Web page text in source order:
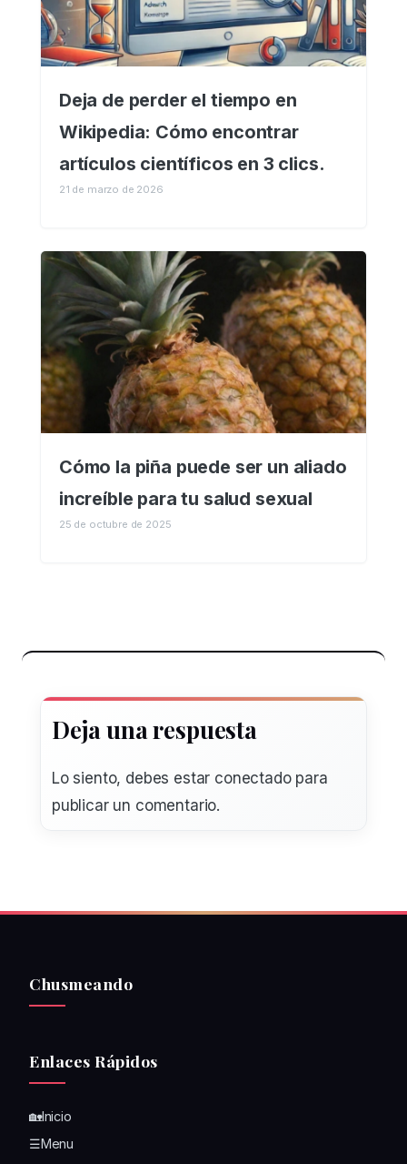
Deja de perder el tiempo en
Wikipedia: Cómo encontrar
artículos científicos en 3 clics.
21 de marzo de 2026
Cómo la piña puede ser un aliado
increíble para tu salud sexual
25 de octubre de 2025
Deja una respuesta
Lo siento, debes estar conectadopara
publicar un comentario.
Chusmeando
Enlaces Rápidos
🏡Inicio
☰Menu